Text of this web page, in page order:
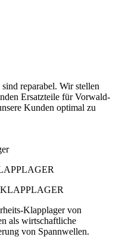
reparabel. Wir stellen
Ersatzteile für Vorwald-
Kunden optimal zu
Klapplager von
als wirtschaftliche
von Spannwellen.